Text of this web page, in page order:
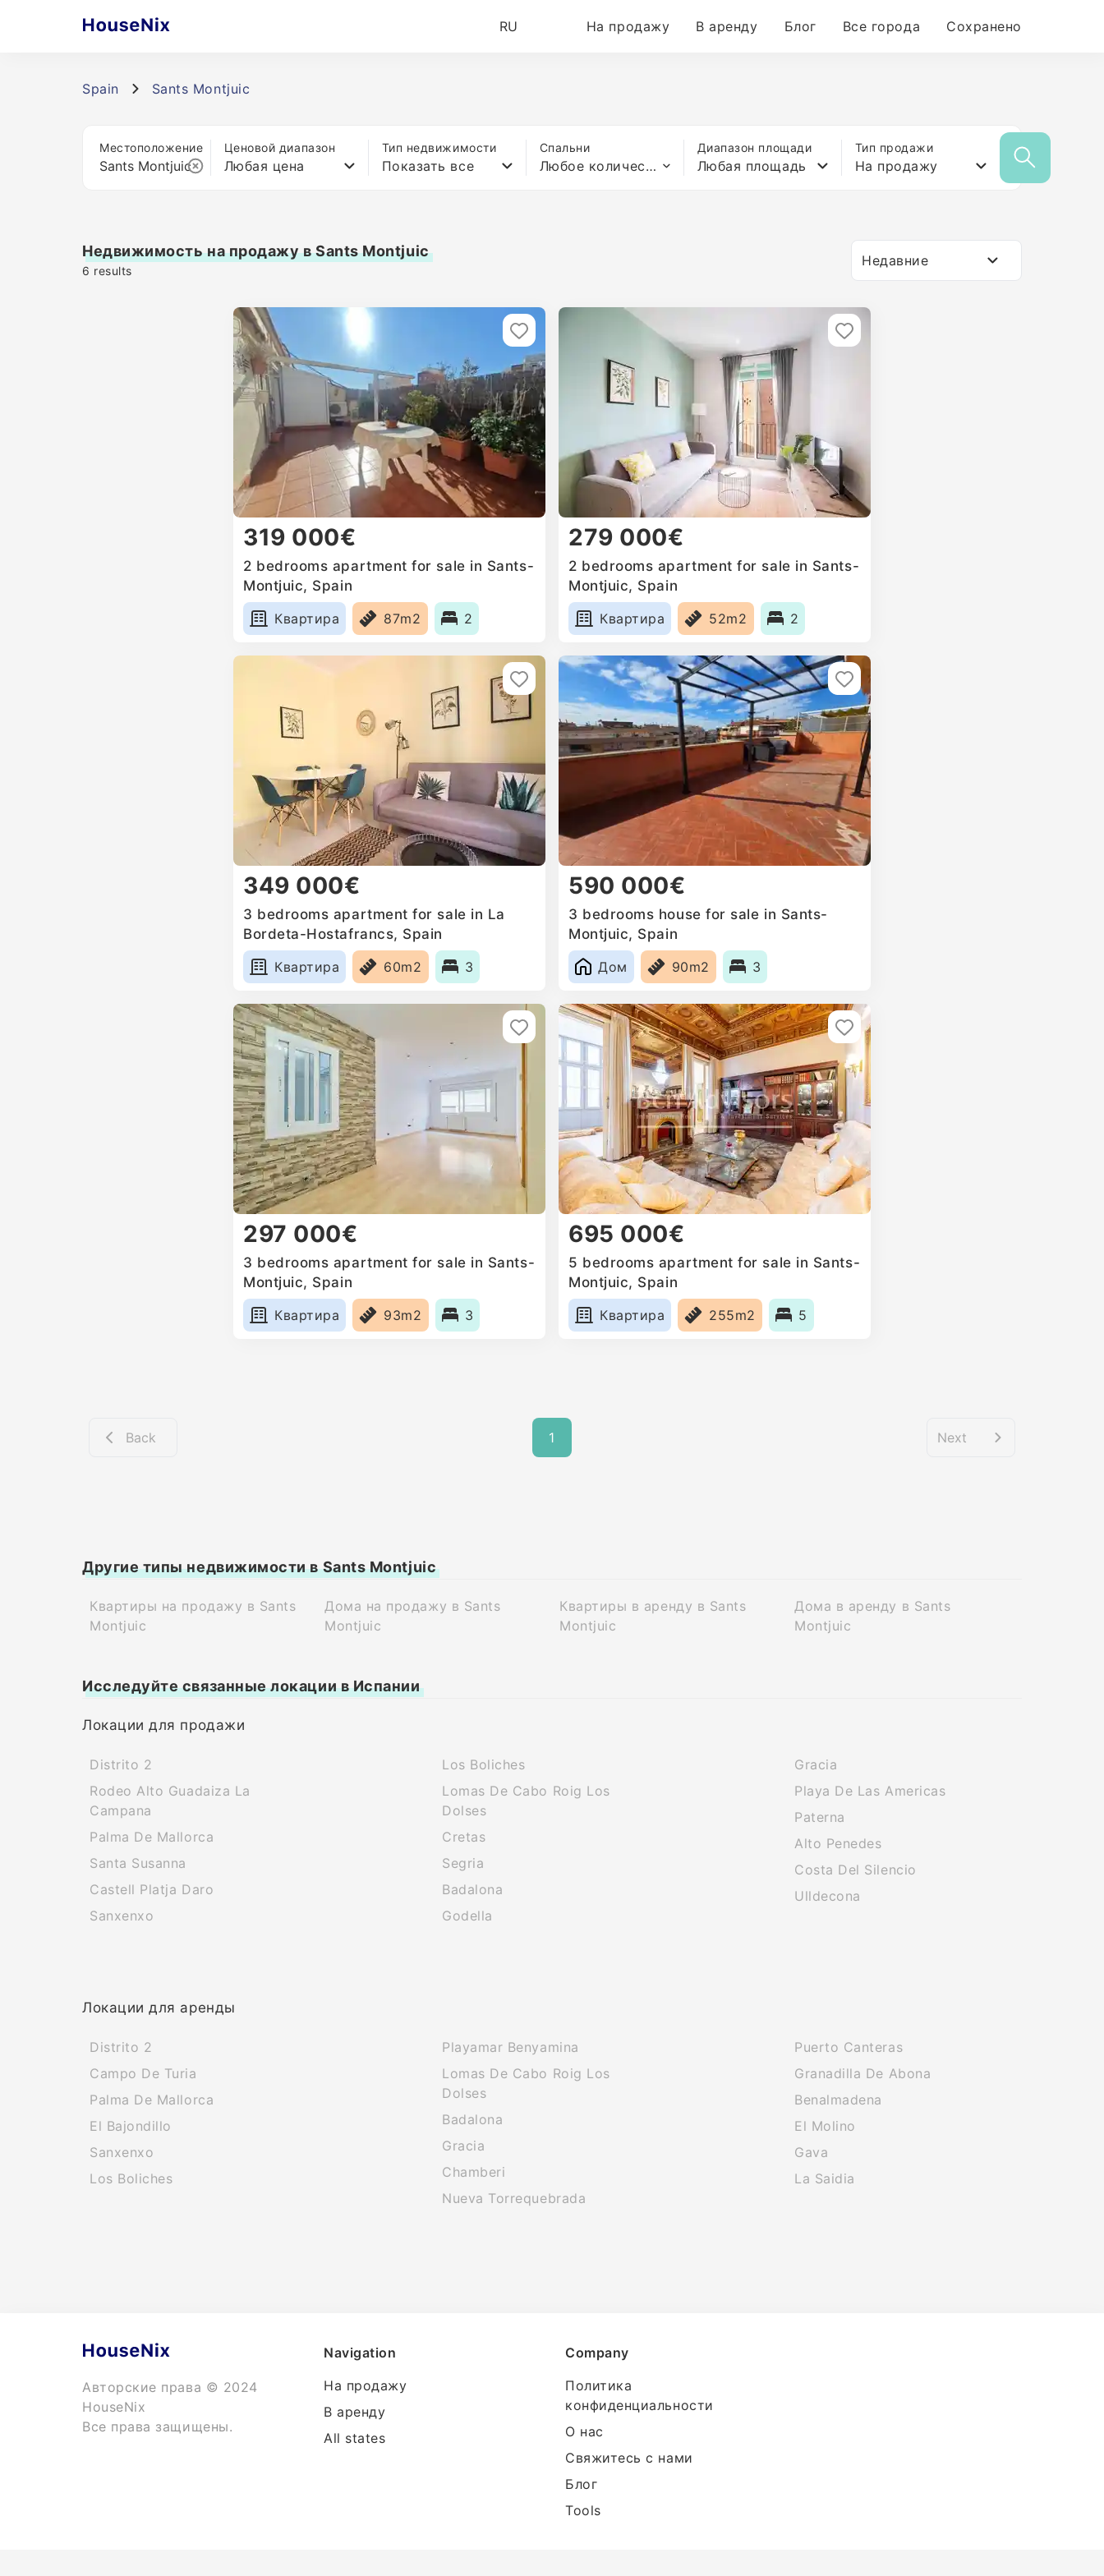
RU На продажу В аренду Блог Все города Сохранено
Spain Sants Montjuic
Местоположение Ценовой диапазон
Любая цена
Тип недвижимости
Показать все
Спальни
Любое количество спален
Диапазон площади
Любая площадь
Тип продажи
На продажу
Недвижимость на продажу в Sants Montjuic
6 results
Недавние
319 000€
2 bedrooms apartment for sale in Sants-
Montjuic, Spain
Квартира
87m2 2
279 000€
2 bedrooms apartment for sale in Sants-
Montjuic, Spain
Квартира
52m2 2
349 000€
3 bedrooms apartment for sale in La
Bordeta-Hostafrancs, Spain
Квартира
60m2 3
590 000€
3 bedrooms house for sale in Sants-
Montjuic, Spain
Дом
90m2 3
297 000€
3 bedrooms apartment for sale in Sants-
Montjuic, Spain
Квартира
93m2 3
695 000€
5 bedrooms apartment for sale in Sants-
Montjuic, Spain
Квартира
255m2 5
Back 1 Next
Другие типы недвижимости в Sants Montjuic
Квартиры на продажу в Sants
Montjuic
Дома на продажу в Sants
Montjuic
Квартиры в аренду в Sants
Montjuic
Дома в аренду в Sants
Montjuic
Исследуйте связанные локации в Испании
Локации для продажи
Distrito 2
Rodeo Alto Guadaiza La
Campana
Palma De Mallorca
Santa Susanna
Castell Platja Daro
Sanxenxo
Los Boliches
Lomas De Cabo Roig Los
Dolses
Cretas
Segria
Badalona
Godella
Gracia
Playa De Las Americas
Paterna
Alto Penedes
Costa Del Silencio
Ulldecona
Локации для аренды
Distrito 2
Campo De Turia
Palma De Mallorca
El Bajondillo
Sanxenxo
Los Boliches
Playamar Benyamina
Lomas De Cabo Roig Los
Dolses
Badalona
Gracia
Chamberi
Nueva Torrequebrada
Puerto Canteras
Granadilla De Abona
Benalmadena
El Molino
Gava
La Saidia
Авторские права © 2024
HouseNix
Все права защищены.
Navigation
На продажу
В аренду
All states
Company
Политика
конфиденциальности
О нас
Свяжитесь с нами
Блог
Tools